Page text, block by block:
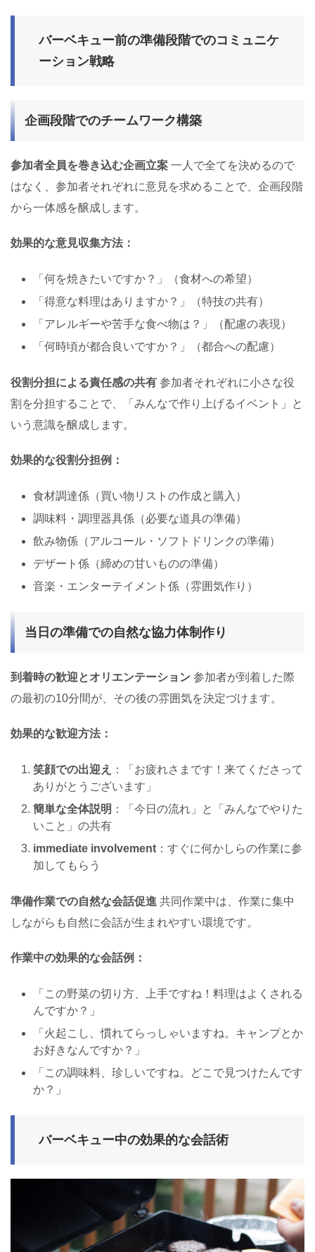
バーベキュー前の準備段階でのコミュニケ
ーション戦略
企画段階でのチームワーク構築
参加者全員を巻き込む企画立案 一人で全てを決めるので
はなく、参加者それぞれに意見を求めることで、企画段階
から一体感を醸成します。
効果的な意見収集方法：
「何を焼きたいですか？」（食材への希望）
「得意な料理はありますか？」（特技の共有）
「アレルギーや苦手な食べ物は？」（配慮の表現）
「何時頃が都合良いですか？」（都合への配慮）
役割分担による責任感の共有 参加者それぞれに小さな役
割を分担することで、「みんなで作り上げるイベント」と
いう意識を醸成します。
効果的な役割分担例：
食材調達係（買い物リストの作成と購入）
調味料・調理器具係（必要な道具の準備）
飲み物係（アルコール・ソフトドリンクの準備）
デザート係（締めの甘いものの準備）
音楽・エンターテイメント係（雰囲気作り）
当日の準備での自然な協力体制作り
到着時の歓迎とオリエンテーション 参加者が到着した際
の最初の10分間が、その後の雰囲気を決定づけます。
効果的な歓迎方法：
笑顔での出迎え
：「お疲れさまです！来てくださって
ありがとうございます」
簡単な全体説明 ：「今日の流れ」と「みんなでやりた
いこと」の共有
immediate involvement ：すぐに何かしらの作業に参
加してもらう
準備作業での自然な会話促進 共同作業中は、作業に集中
しながらも自然に会話が生まれやすい環境です。
作業中の効果的な会話例：
「この野菜の切り方、上手ですね！料理はよくされる
んですか？」
「火起こし、慣れてらっしゃいますね。キャンプとか
お好きなんですか？」
「この調味料、珍しいですね。どこで見つけたんです
か？」
バーベキュー中の効果的な会話術